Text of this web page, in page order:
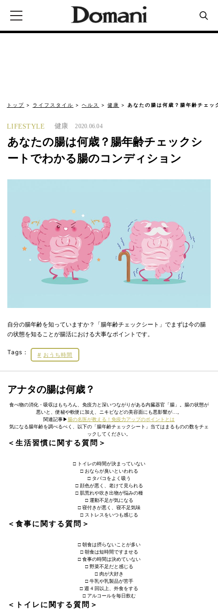
トップ ライフスタイル ヘルス 健康 あなたの腸は何歳？腸年齢チェ
LIFESTYLE 健康 2020.06.04
あなたの腸は何歳？腸年齢チェックシ
ートでわかる腸のコンディション
自分の腸年齢を知っていますか？「腸年齢チェックシート」でまずは今の腸
の状態を知ることが腸活における大事なポイントです。
Tags： おうち時間
アナタの腸は何歳？
食べ物の消化・吸収はもちろん、免疫力と深いつながりがある内臓器官「腸」。腸の状態が
悪いと、便秘や軟便に加え、ニキビなどの美容面にも悪影響が…。
関連記事▶︎ 腸の名医が教える！免疫力アップのポイントとは
気になる腸年齢を調べるべく、以下の「腸年齢チェックシート」当てはまるものの数をチェ
ックしてください。
＜生活習慣に関する質問＞
□ トイレの時間が決まっていない
□ おならが臭いといわれる
□ タバコをよく吸う
□ 顔色が悪く、老けて見られる
□ 肌荒れや吹き出物が悩みの種
□ 運動不足が気になる
□ 寝付きが悪く、寝不足気味
□ ストレスをいつも感じる
＜食事に関する質問＞
□ 朝食は摂らないことが多い
□ 朝食は短時間ですませる
□ 食事の時間は決めていない
□ 野菜不足だと感じる
□ 肉が大好き
□ 牛乳や乳製品が苦手
□ 週 4 回以上、外食をする
□ アルコールを毎日飲む
＜トイレに関する質問＞